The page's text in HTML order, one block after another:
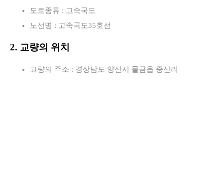
도로종류 : 고속국도
노선명 : 고속국도35호선
2. 교량의 위치
교량의 주소 : 경상남도 양산시 물금읍 증산리